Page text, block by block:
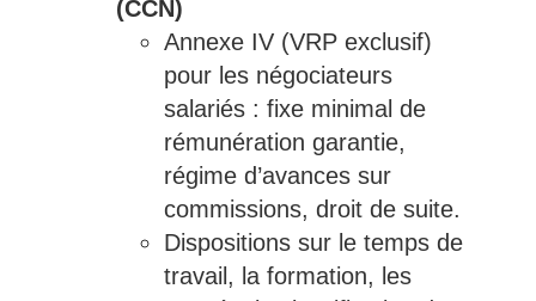
(CCN)
Annexe IV (VRP exclusif)
pour les négociateurs
salariés : fixe minimal de
rémunération garantie,
régime d’avances sur
commissions, droit de suite.
Dispositions sur le temps de
travail, la formation, les